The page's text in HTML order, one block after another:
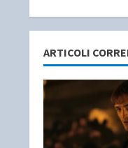
t
i
n
u
ARTICOLI